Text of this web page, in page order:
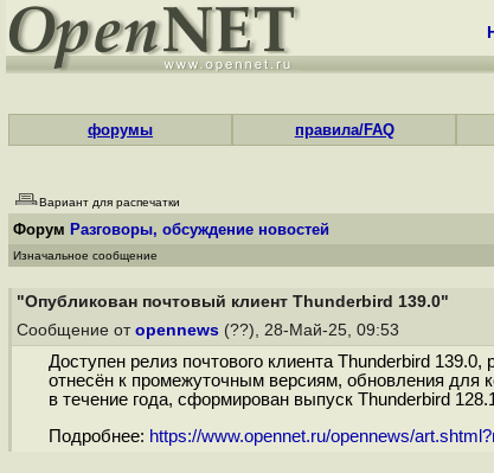
форумы правила/FAQ
Вариант для распечатки
Форум Разговоры, обсуждение новостей
Изначальное сообщение
"Опубликован почтовый клиент Thunderbird 139.0"
Сообщение от opennews (??), 28-Май-25, 09:53
Доступен релиз почтового клиента Thunderbird
отнесён к промежуточным версиям, обновления для
в течение года, сформирован выпуск Thunderbird
Подробнее: https://www.opennet.ru/opennews/